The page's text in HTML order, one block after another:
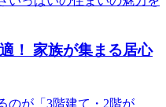
！ 家族が集まる居心
のが「3階建て・2階が